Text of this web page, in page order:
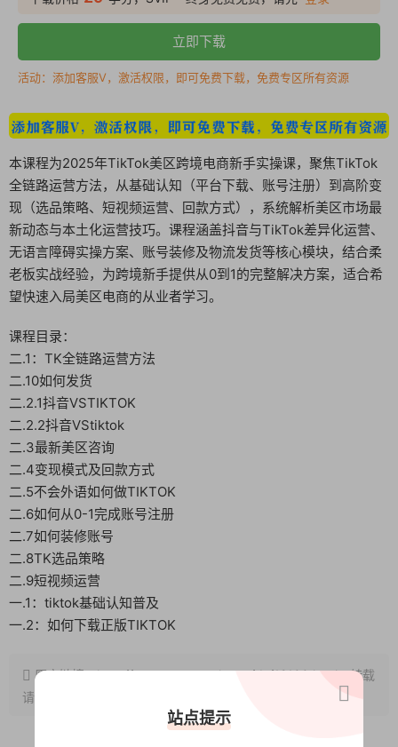
立即下载
活动：添加客服V，激活权限，即可免费下载，免费专区所有资源
本课程为2025年TikTok美区跨境电商新手实操课，聚焦TikTok
全链路运营方法，从基础认知（平台下载、账号注册）到高阶变
现（选品策略、短视频运营、回款方式），系统解析美区市场最
新动态与本土化运营技巧。课程涵盖抖音与TikTok差异化运营、
无语言障碍实操方案、账号装修及物流发货等核心模块，结合柔
老板实战经验，为跨境新手提供从0到1的完整解决方案，适合希
望快速入局美区电商的从业者学习。
课程目录：
二.1：TK全链路运营方法
二.10如何发货
二.2.1抖音VSTIKTOK
二.2.2抖音VStiktok
二.3最新美区咨询
二.4变现模式及回款方式
二.5不会外语如何做TIKTOK
二.6如何从0-1完成账号注册
二.7如何装修账号
二.8TK选品策略
二.9短视频运营
一.1：tiktok基础认知普及
一.2：如何下载正版TIKTOK
原文链接：http://www.wangxunke.cn/ds/12100.html，转载
请注明出处~~~
站点提示